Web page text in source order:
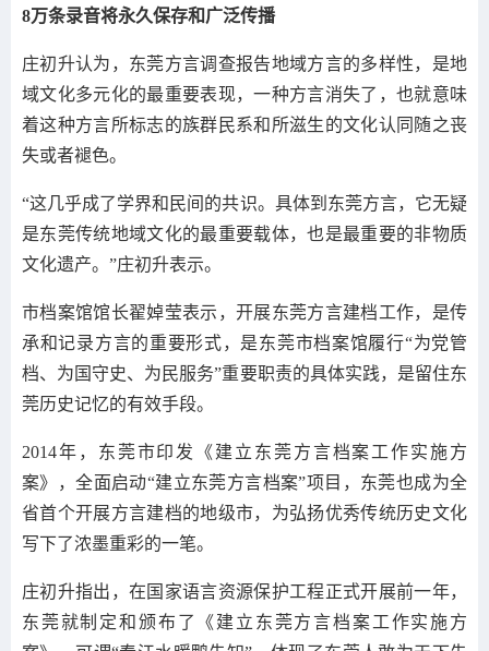
8万条录音将永久保存和广泛传播
庄初升认为，东莞方言调查报告地域方言的多样性，是地
域文化多元化的最重要表现，一种方言消失了，也就意味
着这种方言所标志的族群民系和所滋生的文化认同随之丧
失或者褪色。
“这几乎成了学界和民间的共识。具体到东莞方言，它无疑
是东莞传统地域文化的最重要载体，也是最重要的非物质
文化遗产。”庄初升表示。
市档案馆馆长翟婥莹表示，开展东莞方言建档工作，是传
承和记录方言的重要形式，是东莞市档案馆履行“为党管
档、为国守史、为民服务”重要职责的具体实践，是留住东
莞历史记忆的有效手段。
2014年，东莞市印发《建立东莞方言档案工作实施方
案》，全面启动“建立东莞方言档案”项目，东莞也成为全
省首个开展方言建档的地级市，为弘扬优秀传统历史文化
写下了浓墨重彩的一笔。
庄初升指出，在国家语言资源保护工程正式开展前一年，
东莞就制定和颁布了《建立东莞方言档案工作实施方